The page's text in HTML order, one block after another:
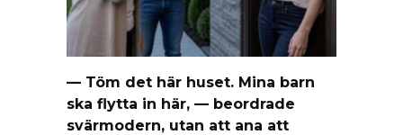
— Töm det här huset. Mina barn
ska flytta in här, — beordrade
svärmodern, utan att ana att